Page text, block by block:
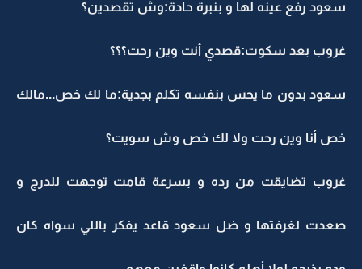
سعود رفع عينه لها و بنبرة حادة:وش تقصدين؟
غروب بعد سكوت:قصدي أنت وين رحت؟؟؟
سعود بدون ما يحس بنفسه تكلم بجدية:ما لك خص...مالك
خص أنا وين رحت ولا لك خص وش سويت؟
غروب تضايقت من رده و بسرعة قامت توجهت للدرج و
صعدت لغرفتها و ضل سعود قاعد يفكر باللي سواه كان